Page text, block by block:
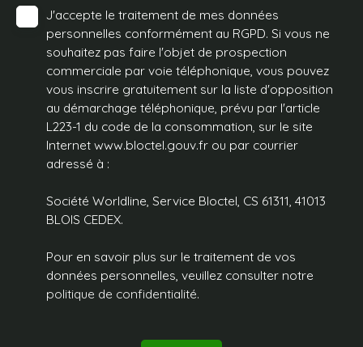
J'accepte le traitement de mes données
personnelles conformément au RGPD. Si vous ne
souhaitez pas faire l'objet de prospection
commerciale par voie téléphonique, vous pouvez
vous inscrire gratuitement sur la liste d'opposition
au démarchage téléphonique, prévu par l'article
L223-1 du code de la consommation, sur le site
Internet www.bloctel.gouv.fr ou par courrier
adressé à :
Société Worldline, Service Bloctel, CS 61311, 41013
BLOIS CEDEX.
Pour en savoir plus sur le traitement de vos
données personnelles, veuillez consulter notre
politique de confidentialité.